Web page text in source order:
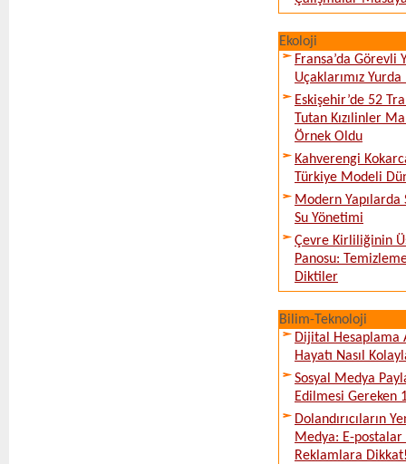
Ekoloji
Fransa’da Görevli
Uçaklarımız
Eskişehir’de 52
Tutan Kızılinler
Örnek Oldu
Kahverengi
Türkiye Modeli
Modern Yapılarda
Su Yönetimi
Çevre Kirliliğinin
Panosu:
Diktiler
Bilim-Teknoloji
Dijital Hesaplama
Hayatı Nasıl
Sosyal Medya
Edilmesi Gereken
Dolandırıcıların
Medya: E-postalar
Reklamlara